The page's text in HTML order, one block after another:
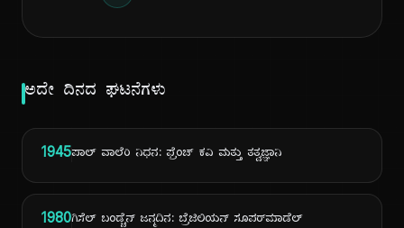
ಅದೇ ದಿನದ ಘಟನೆಗಳು
1945ಪಾಲ್ ವಾಲೆರಿ ನಿಧನ: ಫ್ರೆಂಚ್ ಕವಿ ಮತ್ತು ತತ್ವಜ್ಞಾನಿ
1980ಗಿಸೆಲ್ ಬಂಡ್ಚೆನ್ ಜನ್ಮದಿನ: ಬ್ರೆಜಿಲಿಯನ್ ಸೂಪರ್‌ಮಾಡೆಲ್